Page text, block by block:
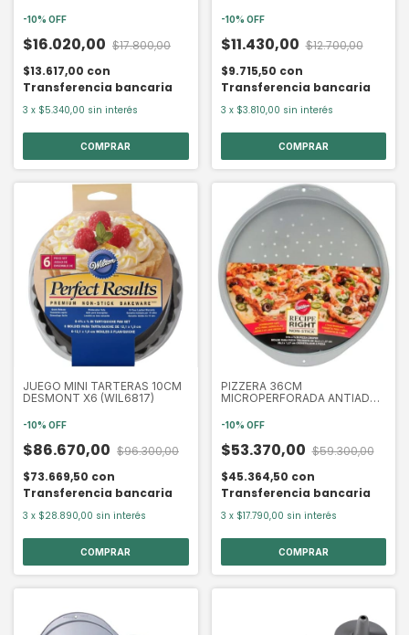
-10% OFF
$16.020,00 $17.800,00
$13.617,00 con
Transferencia bancaria
3 x $5.340,00 sin interés
-10% OFF
$11.430,00 $12.700,00
$9.715,50 con
Transferencia bancaria
3 x $3.810,00 sin interés
JUEGO MINI TARTERAS 10CM
DESMONT X6 (WIL6817)
-10% OFF
$86.670,00 $96.300,00
$73.669,50 con
Transferencia bancaria
3 x $28.890,00 sin interés
PIZZERA 36CM
MICROPERFORADA ANTIAD
-10% OFF
$53.370,00 $59.300,00
$45.364,50 con
Transferencia bancaria
3 x $17.790,00 sin interés